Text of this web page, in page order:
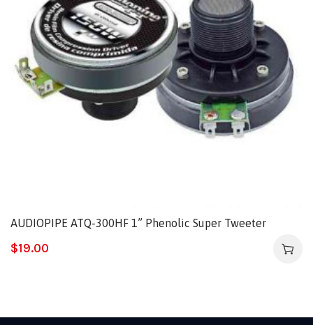
AUDIOPIPE ATQ-300HF 1” Phenolic Super Tweeter
$19.00